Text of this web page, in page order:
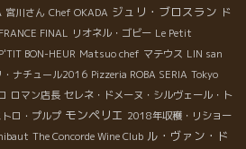
宮川さん Chef OKADA ジュリ・ブロスラン ド
FRANCE FINAL リオネル・ゴビー Le Petit
BON-HEUR Matsuo chef マテウス LIN san
・ナチュール2016 Pizzeria ROBA SERIA Tokyo
ロマン店長 セレネ・ドメーヌ・シルヴェール・ト
トロ・プルプ モンペリエ 2018年収穫・リショー
The Concorde Wine Club ル・ヴァン・ド